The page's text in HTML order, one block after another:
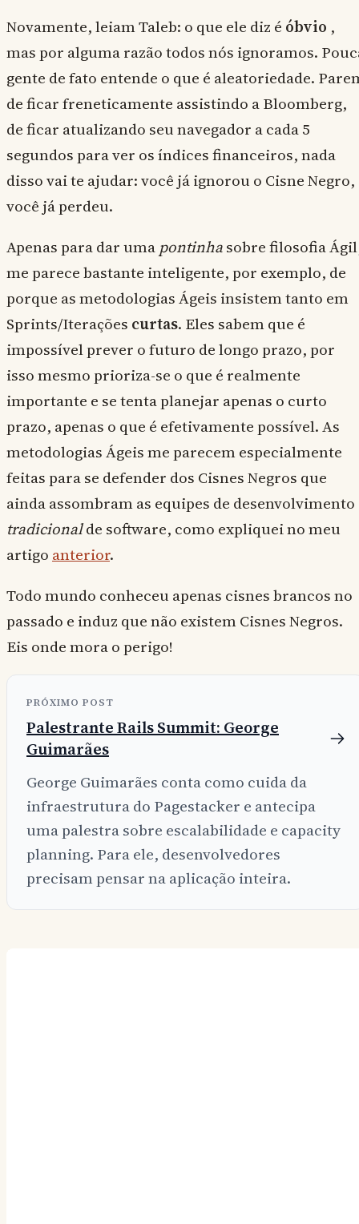
Novamente, leiam Taleb: o que ele diz é óbvio ,
mas por alguma razão todos nós ignoramos.
gente de fato entende o que é aleatoriedade.
de ficar freneticamente assistindo a Bloomberg,
de ficar atualizando seu navegador a cada 5
segundos para ver os índices financeiros, nada
disso vai te ajudar: você já ignorou o Cisne Negro,
você já perdeu.
Apenas para dar uma pontinhasobre filosofia
me parece bastante inteligente, por exemplo, de
porque as metodologias Ágeis insistem tanto em
Sprints/Iterações curtas. Eles sabem que é
impossível prever o futuro de longo prazo, por
isso mesmo prioriza-se o que é realmente
importante e se tenta planejar apenas o curto
prazo, apenas o que é efetivamente possível. As
metodologias Ágeis me parecem especialmente
feitas para se defender dos Cisnes Negros que
ainda assombram as equipes de desenvolvimento
tradicionalde software, como expliquei no meu
artigo anterior.
Todo mundo conheceu apenas cisnes brancos no
passado e induz que não existem Cisnes Negros.
Eis onde mora o perigo!
PRÓXIMO POST
Palestrante Rails Summit: George
Guimarães
George Guimarães conta como cuida da
infraestrutura do Pagestacker e antecipa
uma palestra sobre escalabilidade e capacity
planning. Para ele, desenvolvedores
precisam pensar na aplicação inteira.